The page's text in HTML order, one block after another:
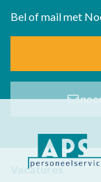
Bel of mail met
Vacatures